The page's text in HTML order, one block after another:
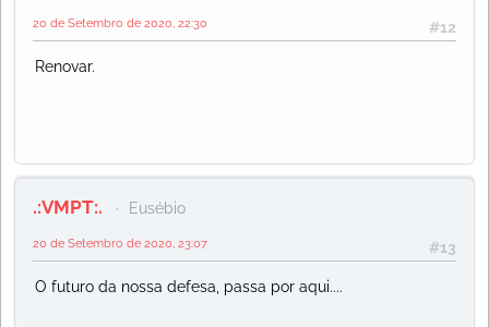
#12
20 de Setembro de 2020, 22:30
Renovar.
.:VMPT:. Eusébio
#13
20 de Setembro de 2020, 23:07
O futuro da nossa defesa, passa por aqui....